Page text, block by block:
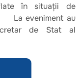
în situații de
La eveniment au
de Stat al